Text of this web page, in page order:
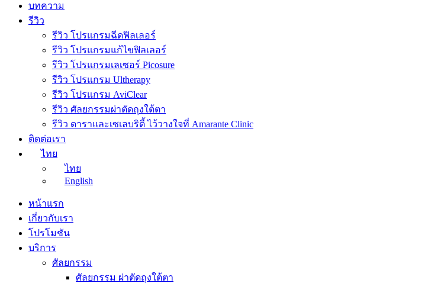
บทความ
รีวิว
รีวิว โปรแกรมฉีดฟิลเลอร์
รีวิว โปรแกรมแก้ไขฟิลเลอร์
รีวิว โปรแกรมเลเซอร์ Picosure
รีวิว โปรแกรม Ultherapy
รีวิว โปรแกรม AviClear
รีวิว ศัลยกรรมผ่าตัดถุงใต้ตา
รีวิว ดาราและเซเลบริตี้ ไว้วางใจที่ Amarante Clinic
ติดต่อเรา
ไทย
ไทย
English
หน้าแรก
เกี่ยวกับเรา
โปรโมชัน
บริการ
ศัลยกรรม
ศัลยกรรม ผ่าตัดถุงใต้ตา